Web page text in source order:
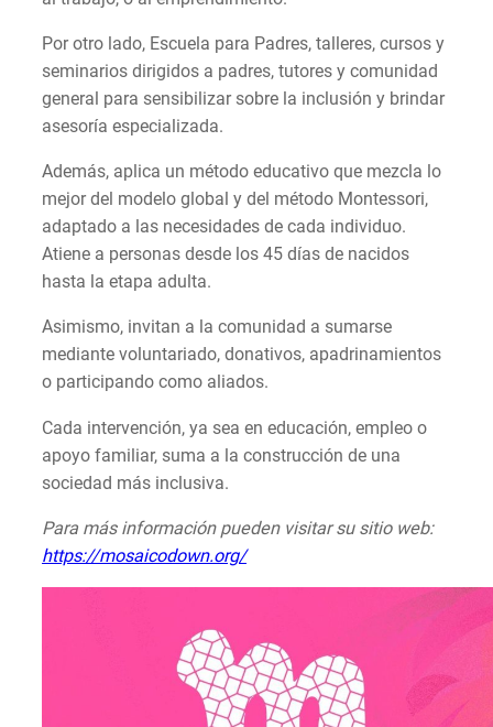
Por otro lado, Escuela para Padres, talleres, cursos y
seminarios dirigidos a padres, tutores y comunidad
general para sensibilizar sobre la inclusión y brindar
asesoría especializada.
Además, aplica un método educativo que mezcla lo
mejor del modelo global y del método Montessori,
adaptado a las necesidades de cada individuo.
Atiene a personas desde los 45 días de nacidos
hasta la etapa adulta.
Asimismo, invitan a la comunidad a sumarse
mediante voluntariado, donativos, apadrinamientos
o participando como aliados.
Cada intervención, ya sea en educación, empleo o
apoyo familiar, suma a la construcción de una
sociedad más inclusiva.
Para más información pueden visitar su sitio web:
https://mosaicodown.org/